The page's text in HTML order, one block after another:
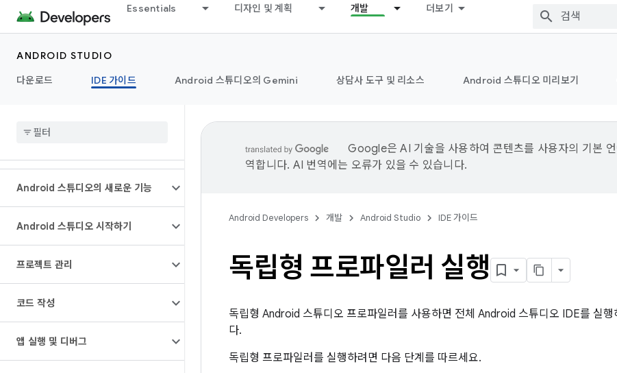
Essentials 디자인 및 계획 개발 더보기
ANDROID STUDIO
다운로드
IDE 가이드 Android 스튜디오의 Gemini 상담사 도구 및 리소스 Android 스튜디오 미리보기
Android 스튜디오의 새로운 기능
Android 스튜디오 시작하기
프로젝트 관리
코드 작성
앱 실행 및 디버그
Google은 AI 기술을 사용하여 콘텐츠를 사용자의 기본
역합니다. AI 번역에는 오류가 있을 수 있습니다.
Android Developers 개발 Android Studio IDE 가이드
독립형 프로파일러 실행
독립형 Android 스튜디오 프로파일러를 사용하면 전체 Android 스튜디오 IDE를 실행
다.
독립형 프로파일러를 실행하려면 다음 단계를 따르세요.